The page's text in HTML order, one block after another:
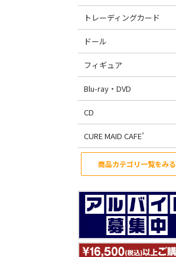
トレーディングカード
ドール
フィギュア
Blu-ray・DVD
CD
CURE MAID CAFE’
商品カテゴリ一覧をみる